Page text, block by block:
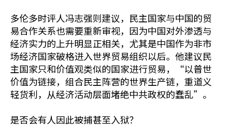
多伦多时评人冯志强则建议，民主国家与中国的贸
易合作关系也需要重新审视，因为中国对外渗透与
经济实力的上升明显正相关，尤其是中国作为非市
场经济国家破格进入世界贸易组织以后。他建议民
主国家只和价值观类似的国家进行贸易，“以普世
价值为链接，组合民主阵营的世界生产链，重道义
轻货利，从经济活动层面堵绝中共政权的蠢乱”。
是否会有人因此被捕甚至入狱？